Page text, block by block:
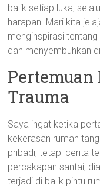
balik setiap luka,
harapan. Mari kita
menginspirasi
dan menyembuhkan
Pertemuan
Trauma
Saya ingat ketika
kekerasan rumah
pribadi, tetapi cerita
percakapan santai,
terjadi di balik pintu